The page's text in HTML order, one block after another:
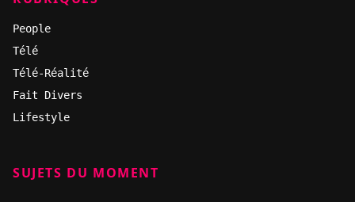
People
Télé
Télé-Réalité
Fait Divers
Lifestyle
SUJETS DU MOMENT